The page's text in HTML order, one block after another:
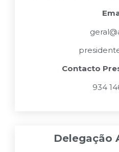
Contacto
934
Delegação